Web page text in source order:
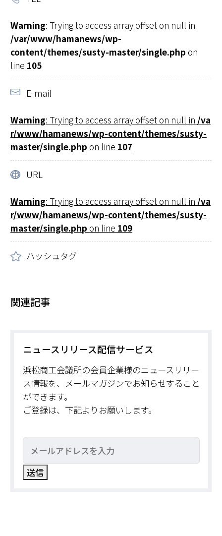
Warning: Trying to access array offset on null in
/var/www/hamanews/wp-
content/themes/susty-master/single.php on
line 105
E-mail
Warning: Trying to access array offset on null in /va
r/www/hamanews/wp-content/themes/susty-
master/single.php on line 107
URL
Warning: Trying to access array offset on null in /va
r/www/hamanews/wp-content/themes/susty-
master/single.php on line 109
ハッシュタグ
関連記事
ニュースリリース配信サービス
浜松商工会議所の会員企業様のニュースリリー
ス情報を、メールマガジンでお知らせすること
ができます。
ご登録は、下記よりお願いします。